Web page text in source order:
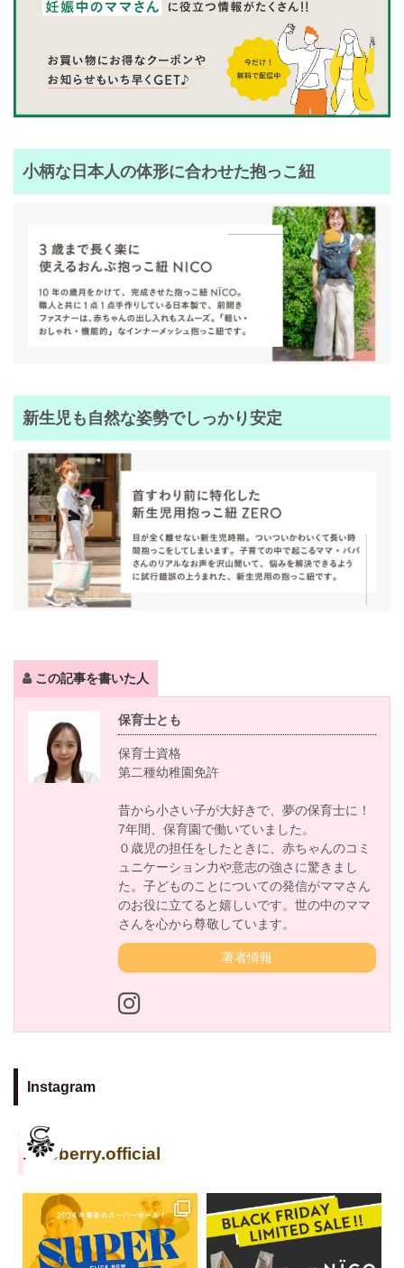
小柄な日本人の体形に合わせた抱っこ紐
新生児も自然な姿勢でしっかり安定
この記事を書いた人
保育士とも
保育士資格
第二種幼稚園免許
昔から小さい子が大好きで、夢の保育士に！
7年間、保育園で働いていました。
０歳児の担任をしたときに、赤ちゃんのコミ
ュニケーション力や意志の強さに驚きまし
た。子どものことについての発信がママさん
のお役に立てると嬉しいです。世の中のママ
さんを心から尊敬しています。
著者情報
Instagram
cuseberry.official